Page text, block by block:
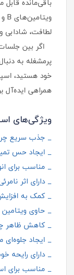
باقی‌مانده
لطافت،
اگر بین
پرمشغله به
خود هستید،
همراهی ایده‌آل
ویژگی‌های
_ جذب سریع
_ ایجاد حس
_ مناسب برای
_ دارای اثر
_ کمک به
_ حاوی ویتامین B و E برای حفظ لطافت مو
_ کاهش ظاهر
_ ایجاد
_ دارای رایحه
_ مناسب برای